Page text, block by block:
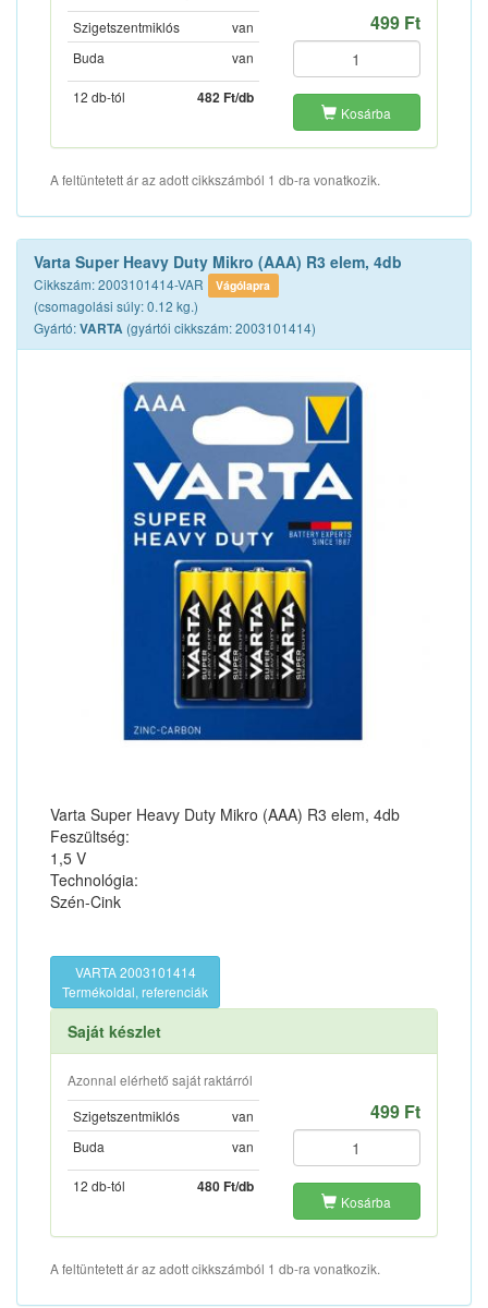
Szigetszentmiklós
van
Buda
van
12 db-tól 482 Ft/db
499 Ft
Kosárba
A feltüntetett ár az adott cikkszámból 1 db-ra vonatkozik.
Varta Super Heavy Duty Mikro (AAA) R3 elem, 4db
Cikkszám: 2003101414-VAR Vágólapra
(csomagolási súly: 0.12 kg.)
Gyártó:VARTA (gyártói cikkszám: 2003101414)
Varta Super Heavy Duty Mikro (AAA) R3 elem, 4db
Feszültség:
1,5 V
Technológia:
Szén-Cink
VARTA 2003101414
Termékoldal, referenciák
Saját készlet
Azonnal elérhető saját raktárról
Szigetszentmiklós
van
Buda
van
12 db-tól 480 Ft/db
499 Ft
Kosárba
A feltüntetett ár az adott cikkszámból 1 db-ra vonatkozik.